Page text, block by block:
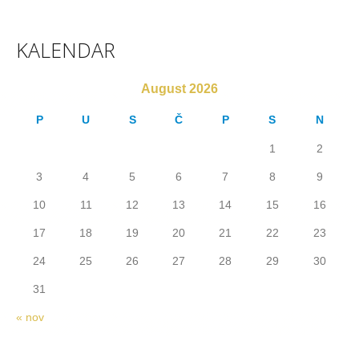
KALENDAR
August 2026
P U S Č P S N
« nov
1 2
3 4 5 6 7 8 9
10 11 12 13 14 15 16
17 18 19 20 21 22 23
24 25 26 27 28 29 30
31